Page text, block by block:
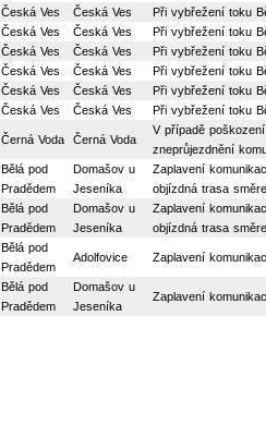
Česká Ves Česká Ves
Při vybřežení toku
Česká Ves Česká Ves
Při vybřežení toku
Česká Ves Česká Ves
Při vybřežení toku
Česká Ves Česká Ves
Při vybřežení toku
Česká Ves Česká Ves
Při vybřežení toku
Česká Ves Česká Ves Při vybřežení toku
Černá Voda Černá Voda
V případě
zneprůjezdnění
Bělá pod
Pradědem
Domašov u
Jeseníka
Zaplavení
objízdná trasa
Bělá pod
Pradědem
Domašov u
Jeseníka
Zaplavení
objízdná trasa
Bělá pod
Pradědem
Adolfovice Zaplavení
Bělá pod
Pradědem
Domašov u
Jeseníka
Zaplavení